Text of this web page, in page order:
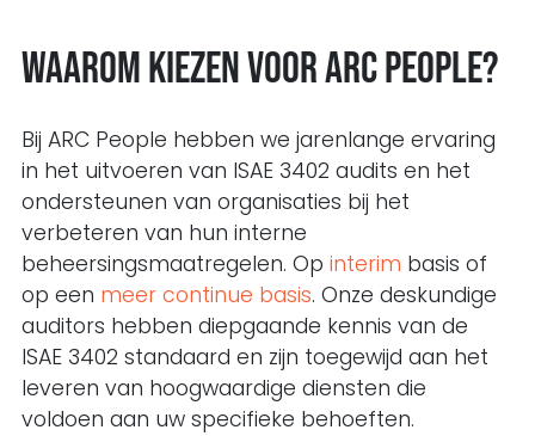
Waarom kiezen voor ARC People?
Bij ARC People hebben we jarenlange ervaring
in het uitvoeren van ISAE 3402 audits en het
ondersteunen van organisaties bij het
verbeteren van hun interne
beheersingsmaatregelen. Op interim basis of
op een meer continue basis. Onze deskundige
auditors hebben diepgaande kennis van de
ISAE 3402 standaard en zijn toegewijd aan het
leveren van hoogwaardige diensten die
voldoen aan uw specifieke behoeften.